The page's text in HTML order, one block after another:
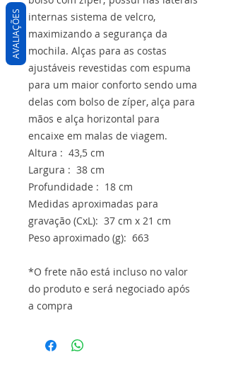
internas sistema de velcro,
maximizando a segurança da
mochila. Alças para as costas
ajustáveis revestidas com espuma
para um maior conforto sendo uma
delas com bolso de zíper, alça para
mãos e alça horizontal para
encaixe em malas de viagem.
Altura : 43,5 cm
Largura : 38 cm
Profundidade : 18 cm
Medidas aproximadas para
gravação (CxL): 37 cm x 21 cm
Peso aproximado (g): 663
*O frete não está incluso no valor
do produto e será negociado após
a compra
AVALIAÇÕES